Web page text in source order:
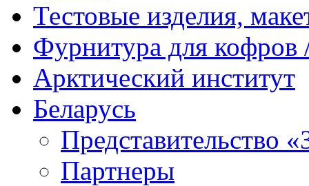
Тестовые изделия,
Фурнитура для кофров
Арктический институт
Беларусь
Представительство
Партнеры